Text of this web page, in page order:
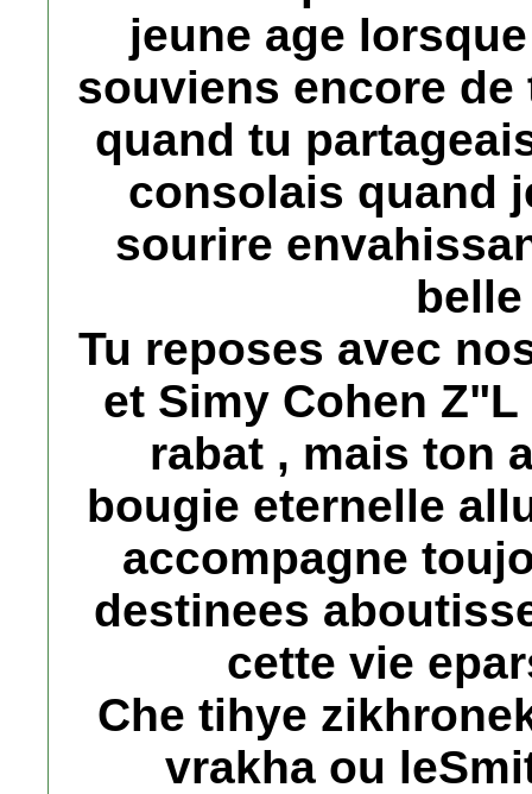
jeune age
souviens encore
quand tu
consolais quand
sourire
Tu reposes avec
et Simy Cohen
rabat , mais ton
bougie eternelle
accompagne
destinees
cette vie
Che tihye
vrakha ou